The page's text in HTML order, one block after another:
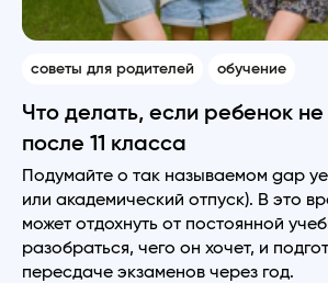
советы для родителей обучение
Что делать, если ребенок
после 11 класса
Подумайте о так называемом gap
или академический отпуск). В это
может отдохнуть от постоянной
разобраться, чего он хочет, и
пересдаче экзаменов через год.